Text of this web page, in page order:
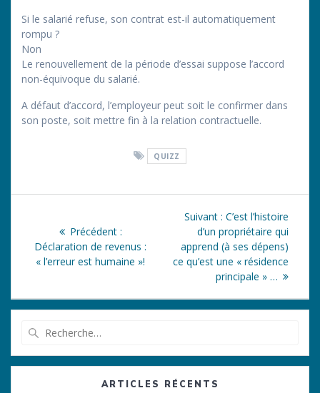
Si le salarié refuse, son contrat est-il automatiquement
rompu ?
Non
Le renouvellement de la période d’essai suppose l’accord
non-équivoque du salarié.
A défaut d’accord, l’employeur peut soit le confirmer dans
son poste, soit mettre fin à la relation contractuelle.
QUIZZ
l’article
Précédent :Article
précédent
:
Déclaration de revenus :
« l’erreur est humaine »!
Suivant : Article
suivant
:
C’est l’histoire
d’un propriétaire qui
apprend (à ses dépens)
ce qu’est une « résidence
principale » …
:
ARTICLES RÉCENTS